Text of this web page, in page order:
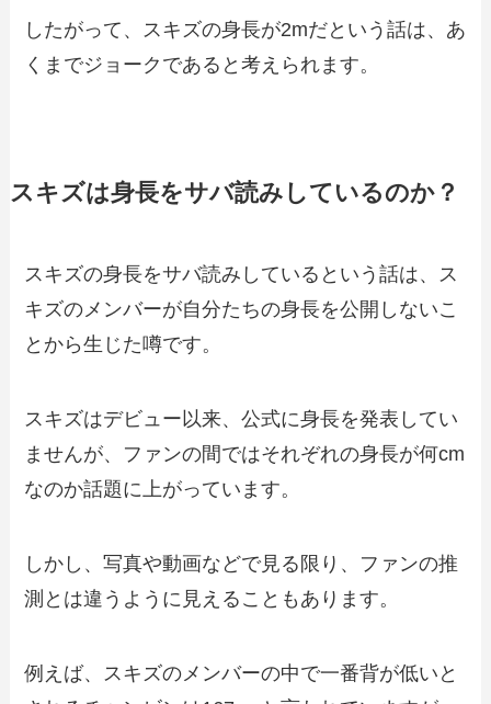
したがって、スキズの身長が2mだという話は、あ
くまでジョークであると考えられます。
スキズは身長をサバ読みしているのか？
スキズの身長をサバ読みしているという話は、ス
キズのメンバーが自分たちの身長を公開しないこ
とから生じた噂です。
スキズはデビュー以来、公式に身長を発表してい
ませんが、ファンの間ではそれぞれの身長が何cm
なのか話題に上がっています。
しかし、写真や動画などで見る限り、ファンの推
測とは違うように見えることもあります。
例えば、スキズのメンバーの中で一番背が低いと